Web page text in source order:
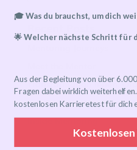
Transformation leben:
zeb & MentorMe:
Inside Mentoring
🎓 Was du brauchst, um dich
🌟 Welcher nächste Schritt für
Aus der Begleitung von über
Fragen dabei wirklich
kostenlosen Karrieretest für dich